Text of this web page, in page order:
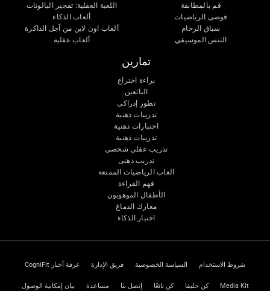
قم بالمطابقة
فوضى الرياضيات
سباق الرخام
التنس الموسيقي
اللعبة العقلية: تفجير البالونات
ألعاب الذكاء
ألعاب اون لاين من آجل الذاكرة
ألعاب عقلية
تمارين
براءة اختراع
البائعين
تطور إدراكى
تدريبات ذهنية
اختبارات ذهنية
تدريبات ذهنية
تدريب عقلي شخصي
تدريب ذهنى
العاب الرياضيات الممتعة
فهم القراءة
الأطفال الموهوبون
معارك الدماغ
اختبار الذكاء
شروط الاستخدام السياسة الخصوصية فريق الإدارة غرفة أخبار CogniFit
Media Kit كن حليفا كن بائعًا إتصل بنا مساعدة بيان إمكانية الوصول